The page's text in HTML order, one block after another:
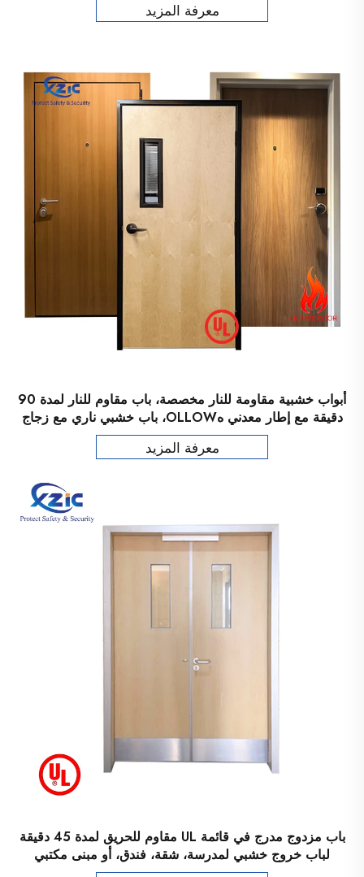
معرفة المزيد
أبواب خشبية مقاومة للنار مخصصة، باب مقاوم للنار لمدة 90
دقيقة مع إطار معدني هOLLOW، باب خشبي ناري مع زجاج
رؤية
معرفة المزيد
باب مزدوج مدرج في قائمة UL مقاوم للحريق لمدة 45 دقيقة
لباب خروج خشبي لمدرسة، شقة، فندق، أو مبنى مكتبي